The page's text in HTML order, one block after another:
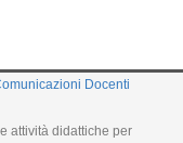
Docenti
attività didattiche per